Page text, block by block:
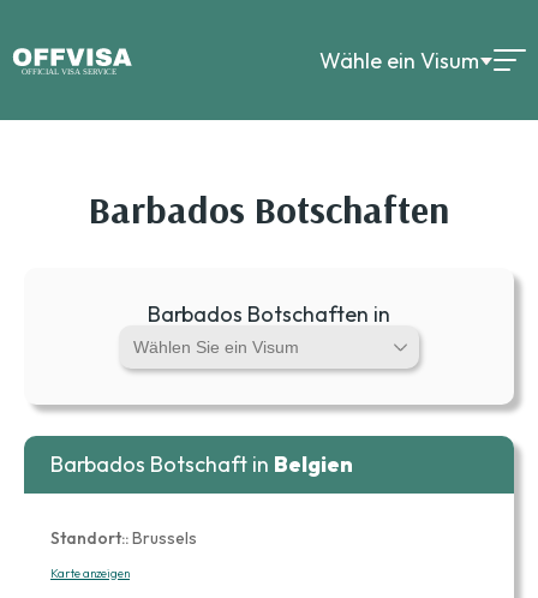
Wähle ein Visum
Barbados Botschaften
Barbados Botschaften in
Barbados Botschaft in Belgien
Standort::Brussels
Karte anzeigen